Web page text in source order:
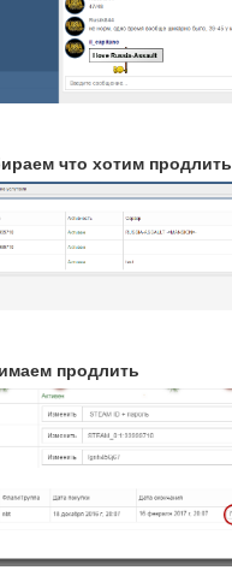
что хотим продлить
продлить